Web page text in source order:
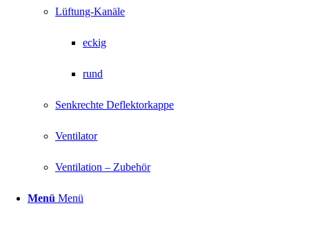
Lüftung-Kanäle
eckig
rund
Senkrechte Deflektorkappe
Ventilator
Ventilation – Zubehör
Menü Menü